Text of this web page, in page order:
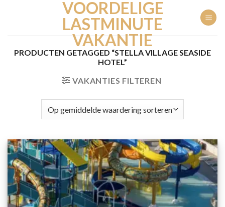
VOORDELIGE
LASTMINUTE
VAKANTIE
PRODUCTEN GETAGGED “STELLA VILLAGE SEASIDE
HOTEL”
VAKANTIES FILTEREN